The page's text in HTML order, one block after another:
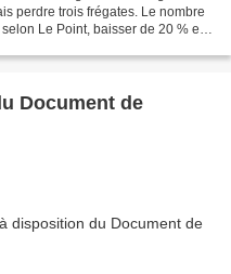
perdre trois frégates. Le nombre
Le Point, baisser de 20 % en
Document de